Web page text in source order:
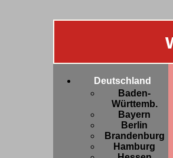
Deutschland
Baden-
Württemb.
Bayern
Berlin
Brandenburg
Hamburg